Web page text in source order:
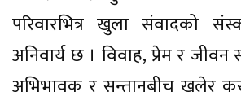
परिवारभित्र खुला संवादको
अनिवार्य छ । विवाह, प्रेम र जीवन